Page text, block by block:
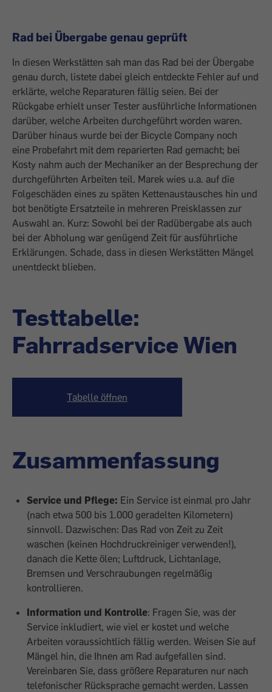
Rad bei Übergabe genau geprüft
In diesen Werkstätten sah man das Rad bei der Übergabe
genau durch, listete dabei gleich entdeckte Fehler auf und
erklärte, welche Reparaturen fällig seien. Bei der
Rückgabe erhielt unser Tester ausführ­liche Informationen
darüber, welche Arbeiten durchgeführt worden waren.
Darüber hinaus wurde bei der Bicycle Company noch
eine ­Probefahrt mit dem reparierten Rad gemacht; bei
Kosty nahm auch der Mechaniker an der Besprechung der
durchgeführten Arbeiten teil. Marek wies u.a. auf die
Folgeschäden ­eines zu späten Kettenaustausches hin und
bot benötigte Ersatzteile in mehreren Preisklassen zur
Auswahl an. Kurz: Sowohl bei der Radübergabe als auch
bei der Abholung war genügend Zeit für ausführliche
Erklärungen. Schade, dass in diesen Werkstätten Mängel
unentdeckt blieben.
Testtabelle:
Fahrradservice Wien
Tabelle öffnen
Zusammenfassung
Service und Pflege: Ein Service ist einmal pro Jahr
(nach etwa 500 bis 1.000 geradelten Kilometern)
sinnvoll. Dazwischen: Das Rad von Zeit zu Zeit
waschen (keinen Hochdruckreiniger verwenden!),
danach die Kette ölen; Luftdruck, Lichtanlage,
Bremsen und Verschraubungen regelmäßig
kontrollieren.
Information und Kontrolle: Fragen Sie, was der
Service inkludiert, wie viel er kostet und welche
Arbeiten voraussichtlich fällig werden. Weisen Sie auf
Mängel hin, die Ihnen am Rad aufgefallen sind.
Vereinbaren Sie, dass größere Repara­turen nur nach
telefonischer Rücksprache gemacht werden. Lassen